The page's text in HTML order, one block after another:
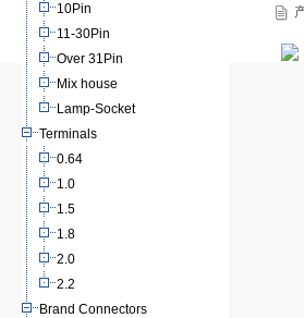
10Pin
11-30Pin
Over 31Pin
Mix house
Lamp-Socket
Terminals
0.64
1.0
1.5
1.8
2.0
2.2
Brand Connectors